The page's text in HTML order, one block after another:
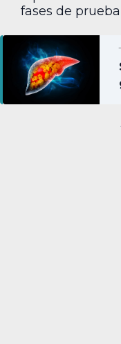
fases de